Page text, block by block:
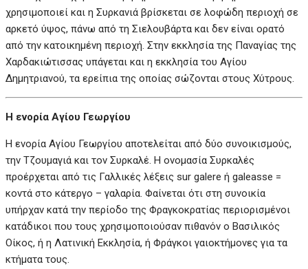
χρησιμοποιεί και η Συρκανιά βρίσκεται σε λοφώδη περιοχή σε
αρκετό ύψος, πάνω από τη Σιελουβάρτα και δεν είναι ορατό
από την κατοικημένη περιοχή. Στην εκκλησία της Παναγίας της
Χαρδακιώτισσας υπάγεται και η εκκλησία του Αγίου
Δημητριανού, τα ερείπια της οποίας σώζονται στους Χύτρους.
Η ενορία Αγίου Γεωργίου
Η ενορία Αγίου Γεωργίου αποτελείται από δύο συνοικισμούς,
την Τζουμαγιά και τον Συρκαλέ. Η ονομασία Συρκαλές
προέρχεται από τις Γαλλικές λέξεις sur galere ή galeasse =
κοντά στο κάτεργο – γαλαρία. Φαίνεται ότι στη συνοικία
υπήρχαν κατά την περίοδο της Φραγκοκρατίας περιορισμένοι
κατάδικοι που τους χρησιμοποιούσαν πιθανόν ο Βασιλικός
Οίκος, ή η Λατινική Εκκλησία, ή Φράγκοι γαιοκτήμονες για τα
κτήματα τους.